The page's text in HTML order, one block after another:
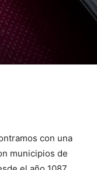
con una
municipios de